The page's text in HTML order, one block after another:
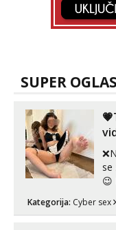
SUPER
se
😉
Kategorija: Cyber sex